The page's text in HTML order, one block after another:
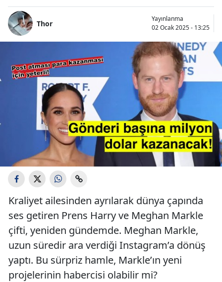
Thor
Yayınlanma
02 Ocak 2025 - 13:25
Kraliyet ailesinden ayrılarak dünya çapında
ses getiren Prens Harry ve Meghan Markle
çifti, yeniden gündemde. Meghan Markle,
uzun süredir ara verdiği Instagram’a dönüş
yaptı. Bu sürpriz hamle, Markle’ın yeni
projelerinin habercisi olabilir mi?